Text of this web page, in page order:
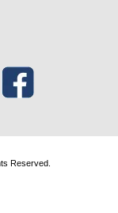
Reserved.